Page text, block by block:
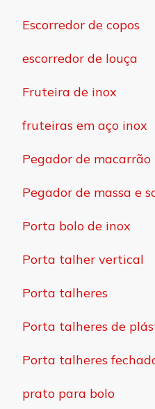
Escorredor de copos
escorredor de louça
Fruteira de inox
fruteiras em aço inox
Pegador de macarrão
Pegador de massa e
Porta bolo de inox
Porta talher vertical
Porta talheres
Porta talheres de
Porta talheres
prato para bolo